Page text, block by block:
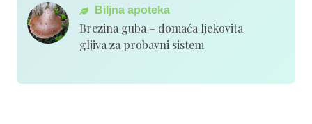
Biljna apoteka
Brezina guba – domaća ljekovita
gljiva za probavni sistem